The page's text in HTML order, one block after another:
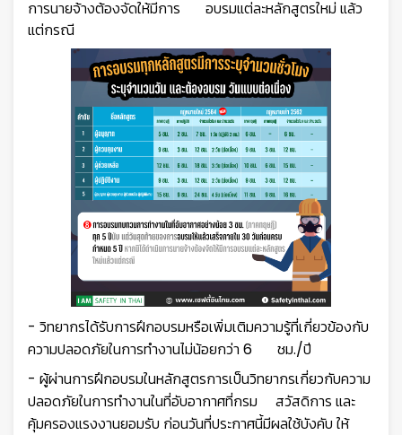
การนายจ้างต้องจัดให้มีการ อบรมแต่ละหลักสูตรใหม่ แล้ว
แต่กรณี
- วิทยากรได้รับการฝึกอบรมหรือเพิ่มเติมความรู้ที่เกี่ยวข้องกับ
ความปลอดภัยในการทำงานไม่น้อยกว่า 6 ชม./ปี
- ผู้ผ่านการฝึกอบรมในหลักสูตรการเป็นวิทยากรเกี่ยวกับความ
ปลอดภัยในการทำงานในที่อับอากาศที่กรม สวัสดิการ และ
คุ้มครองแรงงานยอมรับ ก่อนวันที่ประกาศนี้มีผลใช้บังคับ ให้